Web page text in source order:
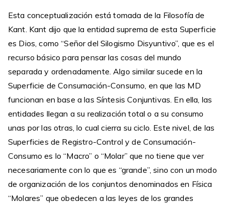
Esta conceptualización está tomada de la Filosofía de
Kant. Kant dijo que la entidad suprema de esta Superficie
es Dios, como “Señor del Silogismo Disyuntivo”, que es el
recurso básico para pensar las cosas del mundo
separada y ordenadamente. Algo similar sucede en la
Superficie de Consumación-Consumo, en que las MD
funcionan en base a las Síntesis Conjuntivas. En ella, las
entidades llegan a su realización total o a su consumo
unas por las otras, lo cual cierra su ciclo. Este nivel, de las
Superficies de Registro-Control y de Consumación-
Consumo es lo “Macro” o “Molar” que no tiene que ver
necesariamente con lo que es “grande”, sino con un modo
de organización de los conjuntos denominados en Física
“Molares” que obedecen a las leyes de los grandes